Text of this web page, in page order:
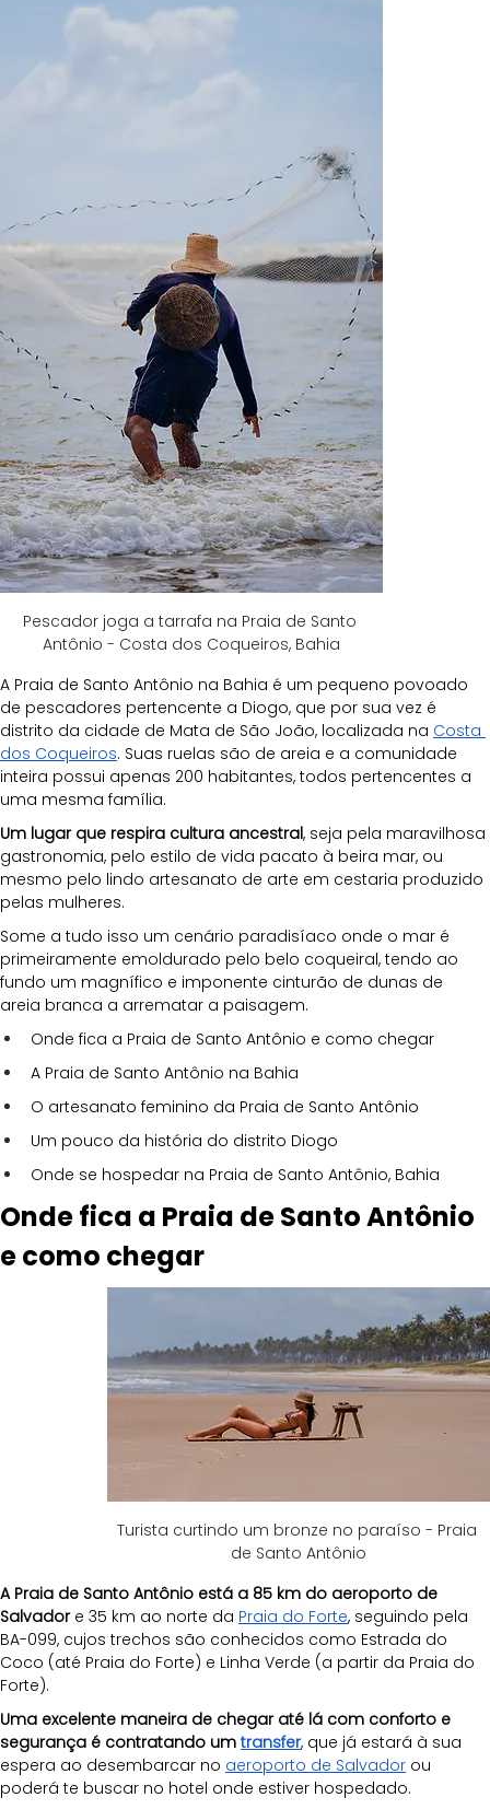
Pescador joga a tarrafa na Praia de Santo
Antônio - Costa dos Coqueiros, Bahia
A Praia de Santo Antônio na Bahia é um pequeno povoado
de pescadores pertencente a Diogo, que por sua vez é
distrito da cidade de Mata de São João, localizada na Costa
dos Coqueiros. Suas ruelas são de areia e a comunidade
inteira possui apenas 200 habitantes, todos pertencentes a
uma mesma família.
Um lugar que respira cultura ancestral, seja pela maravilhosa
gastronomia, pelo estilo de vida pacato à beira mar, ou
mesmo pelo lindo artesanato de arte em cestaria produzido
pelas mulheres.
Some a tudo isso um cenário paradisíaco onde o mar é
primeiramente emoldurado pelo belo coqueiral, tendo ao
fundo um magnífico e imponente cinturão de dunas de
areia branca a arrematar a paisagem.
Onde fica a Praia de Santo Antônio e como chegar
A Praia de Santo Antônio na Bahia
O artesanato feminino da Praia de Santo Antônio
Um pouco da história do distrito Diogo
Onde se hospedar na Praia de Santo Antônio, Bahia
Onde fica a Praia de Santo Antônio
e como chegar
Turista curtindo um bronze no paraíso - Praia
de Santo Antônio
A Praia de Santo Antônio está a 85 km do aeroporto de
Salvador e 35 km ao norte da Praia do Forte, seguindo pela
BA-099, cujos trechos são conhecidos como Estrada do
Coco (até Praia do Forte) e Linha Verde (a partir da Praia do
Forte).
Uma excelente maneira de chegar até lá com conforto e
segurança é contratando um transfer, que já estará à sua
espera ao desembarcar no aeroporto de Salvador ou
poderá te buscar no hotel onde estiver hospedado.